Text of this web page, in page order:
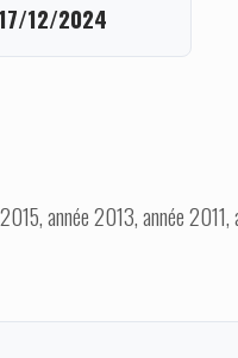
17/12/2024
année 2013, année